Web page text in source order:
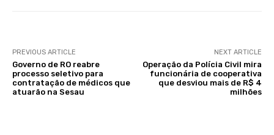
PREVIOUS ARTICLE
Governo de RO reabre
processo seletivo para
contratação de médicos que
atuarão na Sesau
NEXT ARTICLE
Operação da Polícia Civil mira
funcionária de cooperativa
que desviou mais de R$ 4
milhões